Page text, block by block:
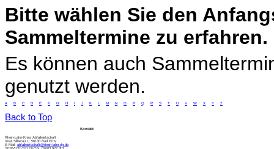
Bitte wählen Sie den
Sammeltermine zu erfahren.
Es können auch
genutzt werden.
A B C D E F G H I J K L M N O P Q R S T U V W X Y Z
Back to Top
Kontakt
Rhein-Lahn-Kreis Abfallwirtschaft
Insel Silberau 1, 56130 Bad Ems
E-Mail: abfallwirtschaft@rhein-lahn.rlp.de